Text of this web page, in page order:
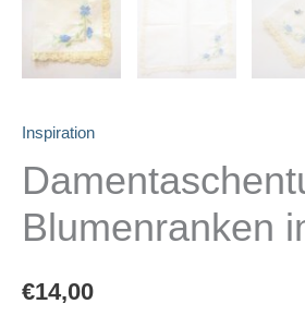
Inspiration
Blumenranken
€14,00